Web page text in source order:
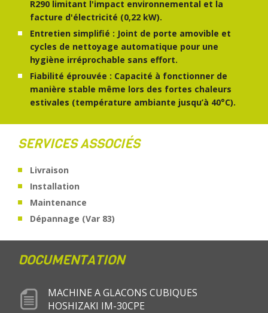
R290 limitant l'impact environnemental et la
facture d'électricité (0,22 kW).
Entretien simplifié : Joint de porte amovible et
cycles de nettoyage automatique pour une
hygiène irréprochable sans effort.
Fiabilité éprouvée : Capacité à fonctionner de
manière stable même lors des fortes chaleurs
estivales (température ambiante jusqu’à 40°C).
SERVICES ASSOCIÉS
Livraison
Installation
Maintenance
Dépannage (Var 83)
DOCUMENTATION
MACHINE A GLACONS CUBIQUES
HOSHIZAKI IM-30CPE